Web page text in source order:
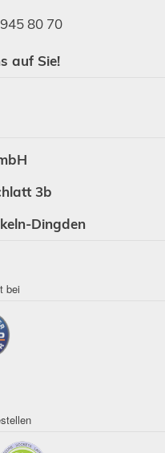
80 70
auf Sie!
3b
Dingden
bei